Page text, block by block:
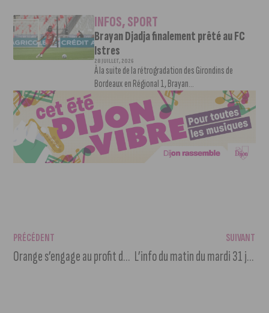
INFOS,SPORT
Brayan Djadja finalement prêté au FC
Istres
28 JUILLET, 2026
À la suite de la rétrogradation des Girondins de
Bordeaux en Régional 1, Brayan...
PRÉCÉDENT
Orange s’engage au profit de l’inclusion numérique des femmes
SUIVANT
L’info du matin du mardi 31 janvier 2023